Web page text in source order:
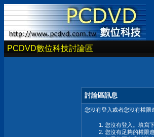
PCDVD數位科技討論區
討論區訊息
您沒有登入或者您沒有權限
您沒有登入。填寫
您沒有足夠的權限